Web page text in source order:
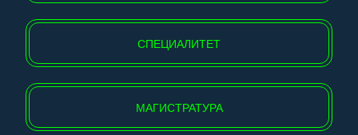
СПЕЦИАЛИТЕТ
МАГИСТРАТУРА